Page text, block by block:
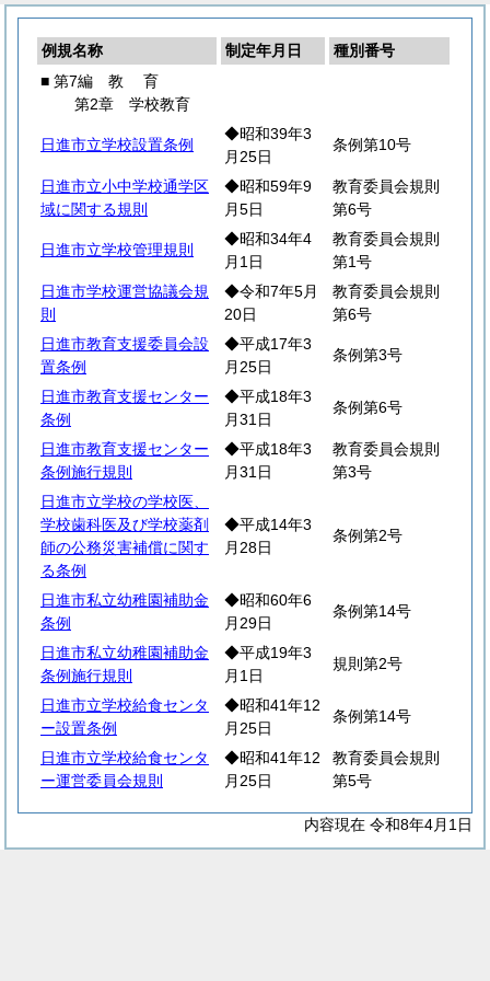
例規名称 制定年月日
種別番号
■ 第7編 教 育
第2章 学校教育
日進市立学校設置条例
◆昭和39年3
月25日
条例第10号
日進市立小中学校通学区
域に関する規則
◆昭和59年9
月5日
教育委員会規則
第6号
日進市立学校管理規則
◆昭和34年4
月1日
教育委員会規則
第1号
日進市学校運営協議会規
則
◆令和7年5月
20日
教育委員会規則
第6号
日進市教育支援委員会設
置条例
◆平成17年3
月25日
条例第3号
日進市教育支援センター
条例
◆平成18年3
月31日
条例第6号
日進市教育支援センター
条例施行規則
◆平成18年3
月31日
教育委員会規則
第3号
日進市立学校の学校医、
学校歯科医及び学校薬剤
師の公務災害補償に関す
る条例
◆平成14年3
月28日
条例第2号
日進市私立幼稚園補助金
条例
◆昭和60年6
月29日
条例第14号
日進市私立幼稚園補助金
条例施行規則
◆平成19年3
月1日
規則第2号
日進市立学校給食センタ
ー設置条例
◆昭和41年12
月25日
条例第14号
日進市立学校給食センタ
ー運営委員会規則
◆昭和41年12
月25日
教育委員会規則
第5号
内容現在 令和8年4月1日